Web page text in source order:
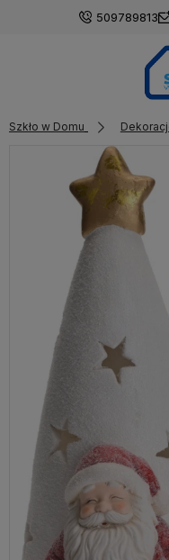
509789813
Szkło w Domu